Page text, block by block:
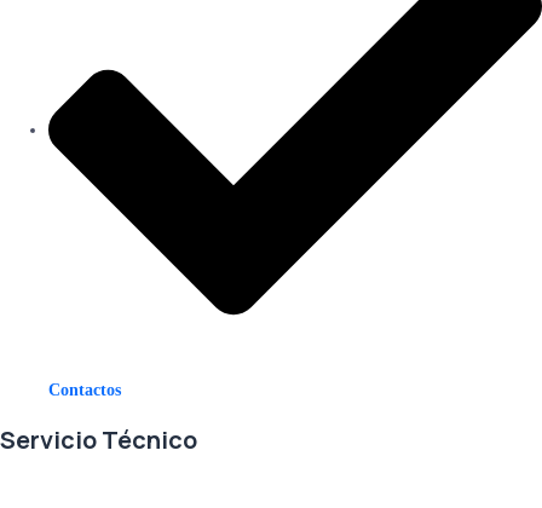
Contactos
Servicio Técnico